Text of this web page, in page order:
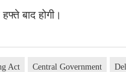
बाद होगी।
Act Central Government